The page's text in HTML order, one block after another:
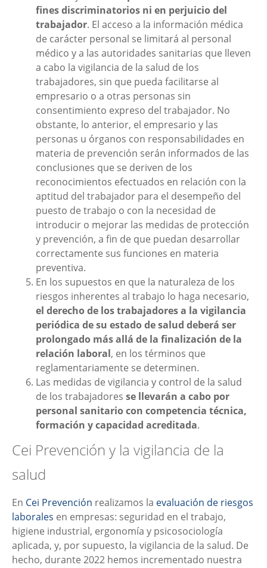
fines discriminatorios ni en perjuicio del
trabajador. El acceso a la información médica
de carácter personal se limitará al personal
médico y a las autoridades sanitarias que lleven
a cabo la vigilancia de la salud de los
trabajadores, sin que pueda facilitarse al
empresario o a otras personas sin
consentimiento expreso del trabajador. No
obstante, lo anterior, el empresario y las
personas u órganos con responsabilidades en
materia de prevención serán informados de las
conclusiones que se deriven de los
reconocimientos efectuados en relación con la
aptitud del trabajador para el desempeño del
puesto de trabajo o con la necesidad de
introducir o mejorar las medidas de protección
y prevención, a fin de que puedan desarrollar
correctamente sus funciones en materia
preventiva.
En los supuestos en que la naturaleza de los
riesgos inherentes al trabajo lo haga necesario,
el derecho de los trabajadores a la vigilancia
periódica de su estado de salud deberá ser
prolongado más allá de la finalización de la
relación laboral, en los términos que
reglamentariamente se determinen.
Las medidas de vigilancia y control de la salud
de los trabajadores se llevarán a cabo por
personal sanitario con competencia técnica,
formación y capacidad acreditada.
Cei Prevención y la vigilancia de la
salud
En Cei Prevención realizamos la evaluación de riesgos
laborales en empresas: seguridad en el trabajo,
higiene industrial, ergonomía y psicosociología
aplicada, y, por supuesto, la vigilancia de la salud. De
hecho, durante 2022 hemos incrementado nuestra